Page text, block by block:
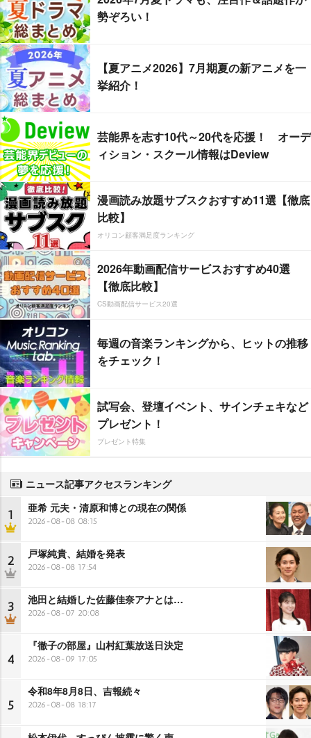
勢ぞろい！
【夏アニメ2026】7月期夏の新アニメを一
挙紹介！
芸能界を志す10代～20代を応援！ オーデ
ィション・スクール情報はDeview
漫画読み放題サブスクおすすめ11選【徹底
比較】
オリコン顧客満足度ランキング
2026年動画配信サービスおすすめ40選
【徹底比較】
CS動画配信サービス20選
毎週の音楽ランキングから、ヒットの推移
をチェック！
試写会、登壇イベント、サインチェキなど
プレゼント！
プレゼント特集
ニュース記事アクセスランキング
1 亜希 元夫・清原和博との現在の関係
2026-08-08 08:15
2 戸塚純貴、結婚を発表
2026-08-08 17:54
3 池田と結婚した佐藤佳奈アナとは…
2026-08-07 20:08
4
『徹子の部屋』山村紅葉放送日決定
2026-08-09 17:05
5
令和8年8月8日、吉報続々
2026-08-08 18:17